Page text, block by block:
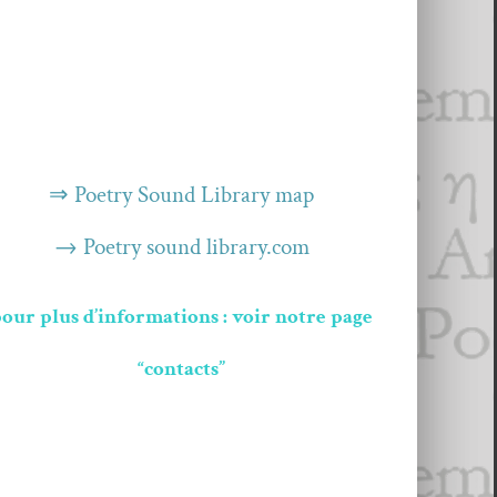
⇒ Poet­ry Sound Library map
→ Poet­ry sound library.com
plus d’informations : voir notre page
“contacts”